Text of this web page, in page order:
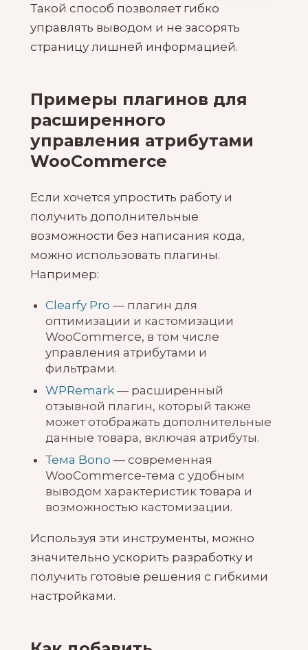
Такой способ позволяет гибко
управлять выводом и не засорять
страницу лишней информацией.
Примеры плагинов для
расширенного
управления атрибутами
WooCommerce
Если хочется упростить работу и
получить дополнительные
возможности без написания кода,
можно использовать плагины.
Например:
Clearfy Pro — плагин для
оптимизации и кастомизации
WooCommerce, в том числе
управления атрибутами и
фильтрами.
WPRemark — расширенный
отзывной плагин, который также
может отображать дополнительные
данные товара, включая атрибуты.
Тема Bono — современная
WooCommerce-тема с удобным
выводом характеристик товара и
возможностью кастомизации.
Используя эти инструменты, можно
значительно ускорить разработку и
получить готовые решения с гибкими
настройками.